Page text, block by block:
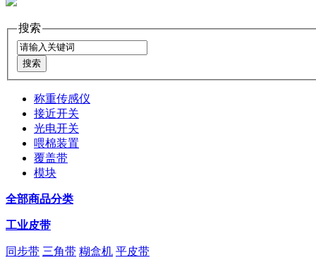
搜索
称重传感仪
接近开关
光电开关
喂棉装置
覆盖带
模块
全部商品分类
工业皮带
同步带 三角带 糊盒机 平皮带